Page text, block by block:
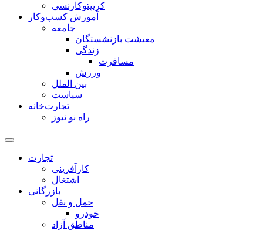
کریپتوکارنسی
آموزش کسب‌وکار
جامعه
معیشت بازنشستگان
زندگی
مسافرت
ورزش
بین الملل
سیاست
تجارت‌خانه
راه نو نیوز
تجارت
کارآفرینی
اشتغال
بازرگانی
حمل و نقل
خودرو
مناطق آزاد